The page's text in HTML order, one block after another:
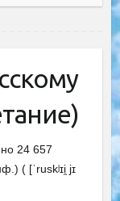
24 657
( [ˈruskʲɪi̯ jɪ